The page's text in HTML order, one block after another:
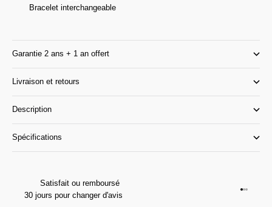
Bracelet interchangeable
Garantie 2 ans + 1 an offert
Livraison et retours
Description
Spécifications
Satisfait ou remboursé
30 jours pour changer d'avis
Aller à
Aller à
Aller à